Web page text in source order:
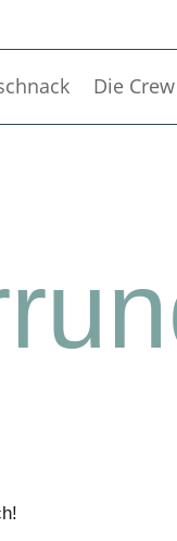
Die Crew